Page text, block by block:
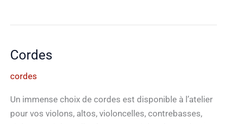
Cordes
cordes
Un immense choix de cordes est disponible à l’atelier
pour vos violons, altos, violoncelles, contrebasses,